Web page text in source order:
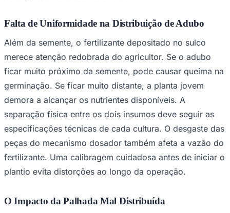
São Paulo
Falta de Uniformidade na Distribuição de Adubo
Além da semente, o fertilizante depositado no sulco
merece atenção redobrada do agricultor. Se o adubo
ficar muito próximo da semente, pode causar queima na
germinação. Se ficar muito distante, a planta jovem
demora a alcançar os nutrientes disponíveis. A
separação física entre os dois insumos deve seguir as
especificações técnicas de cada cultura. O desgaste das
peças do mecanismo dosador também afeta a vazão do
fertilizante. Uma calibragem cuidadosa antes de iniciar o
plantio evita distorções ao longo da operação.
O Impacto da Palhada Mal Distribuída